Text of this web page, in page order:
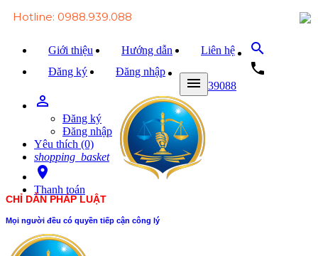
Hotline: 0988.939.088
Giới thiệu Hướng dẫn
Liên hệ
Đăng ký
Đăng nhập
search
local_phone
0988939088
person_outline
Đăng ký
Đăng nhập
Yêu thích (0)
shopping_basket
room
Thanh toán
menu
CHỈ DẪN PHÁP LUẬT
Mọi người đều có quyền tiếp cận công lý
Trang chủ
Văn bản Luật
Văn bản Đảng
Tài liệu
Hỏi - đáp